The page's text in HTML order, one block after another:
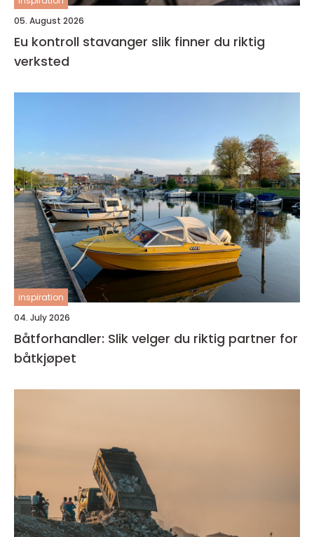
05. August 2026
Eu kontroll stavanger slik finner du riktig
verksted
inspiration
04. July 2026
Båtforhandler: Slik velger du riktig partner for
båtkjøpet